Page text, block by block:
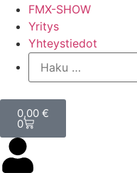
FMX-SHOW
Yritys
Yhteystiedot
0,00 €
0